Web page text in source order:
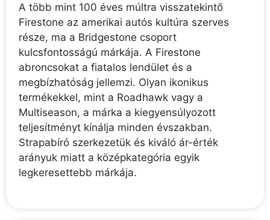
A több mint 100 éves múltra visszatekintő
Firestone az amerikai autós kultúra szerves
része, ma a Bridgestone csoport
kulcsfontosságú márkája. A Firestone
abroncsokat a fiatalos lendület és a
megbízhatóság jellemzi. Olyan ikonikus
termékekkel, mint a Roadhawk vagy a
Multiseason, a márka a kiegyensúlyozott
teljesítményt kínálja minden évszakban.
Strapabíró szerkezetük és kiváló ár-érték
arányuk miatt a középkategória egyik
legkeresettebb márkája.